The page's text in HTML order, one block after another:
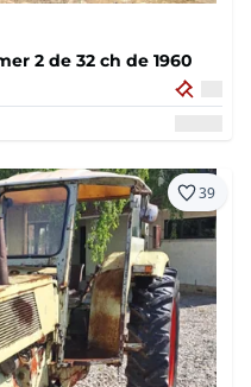
2 de 32 ch de 1960
39